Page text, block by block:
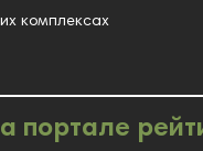
комплексах
портале